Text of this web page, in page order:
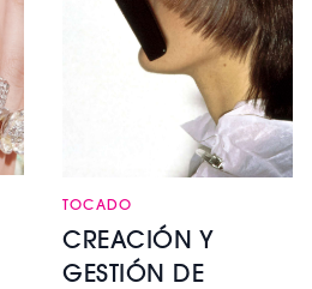
TOCADO
CREACIÓN Y
GESTIÓN DE